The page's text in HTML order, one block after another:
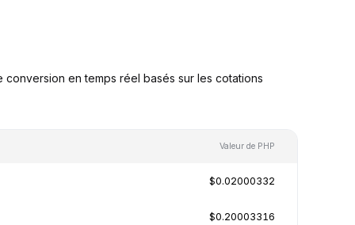
en temps réel basés sur les cotations
Valeur de PHP
$0.02000332
$0.20003316